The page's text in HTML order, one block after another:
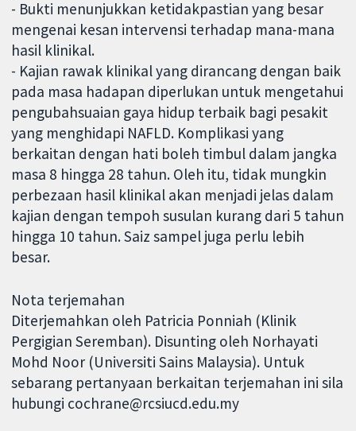
- Bukti menunjukkan ketidakpastian yang besar
mengenai kesan intervensi terhadap mana-mana
hasil klinikal.
- Kajian rawak klinikal yang dirancang dengan baik
pada masa hadapan diperlukan untuk mengetahui
pengubahsuaian gaya hidup terbaik bagi pesakit
yang menghidapi NAFLD. Komplikasi yang
berkaitan dengan hati boleh timbul dalam jangka
masa 8 hingga 28 tahun. Oleh itu, tidak mungkin
perbezaan hasil klinikal akan menjadi jelas dalam
kajian dengan tempoh susulan kurang dari 5 tahun
hingga 10 tahun. Saiz sampel juga perlu lebih
besar.
Nota terjemahan
Diterjemahkan oleh Patricia Ponniah (Klinik
Pergigian Seremban). Disunting oleh Norhayati
Mohd Noor (Universiti Sains Malaysia). Untuk
sebarang pertanyaan berkaitan terjemahan ini sila
hubungi cochrane@rcsiucd.edu.my